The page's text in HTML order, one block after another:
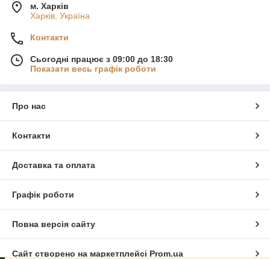
м. Харків
Харків, Україна
Контакти
Сьогодні працює з 09:00 до 18:30
Показати весь графік роботи
Про нас
Контакти
Доставка та оплата
Графік роботи
Повна версія сайту
Сайт створено на маркетплейсі Prom.ua